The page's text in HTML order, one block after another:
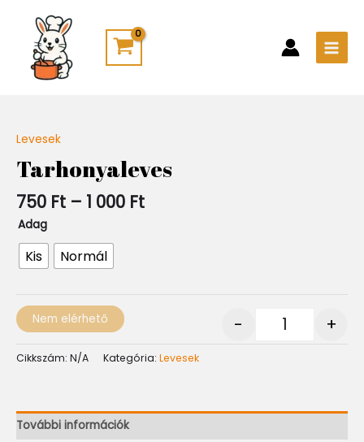
content
Levesek
Tarhonyaleves
750 Ft – 1 000 Ft
-
1
000 Ft
Adag
Kis Normál
- +
Nem elérhető
Cikkszám: N/A Kategória: Levesek
További információk